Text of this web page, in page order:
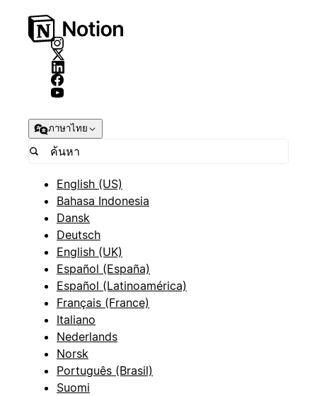
ภาษาไทย
English (US)
Bahasa Indonesia
Dansk
Deutsch
English (UK)
Español (España)
Español (Latinoamérica)
Français (France)
Italiano
Nederlands
Norsk
Português (Brasil)
Suomi